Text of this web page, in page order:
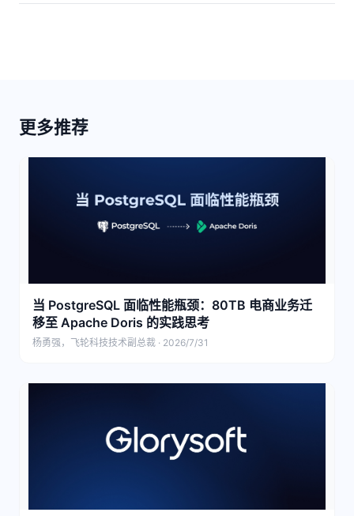
更多推荐
当 PostgreSQL 面临性能瓶颈：80TB 电商业务迁
移至 Apache Doris 的实践思考
杨勇强，飞轮科技技术副总裁 · 2026/7/31